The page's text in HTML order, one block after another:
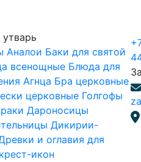
Аналои Баки для святой
всенощные Блюда для
Агнца Бра церковные
церковные Голгофы
Дароносицы
Дикирии-
и оглавия для
икон